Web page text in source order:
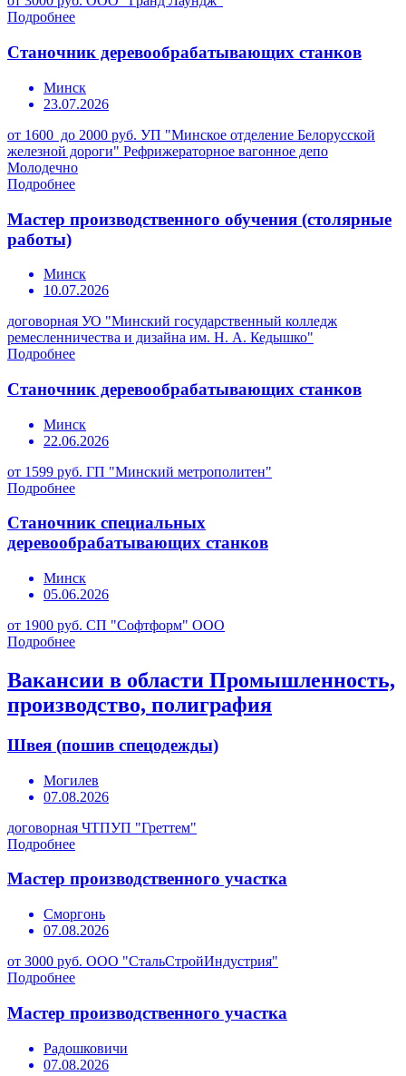
Подробнее
Станочник деревообрабатывающих станков
Минск
23.07.2026
от 1600 до 2000 руб. УП "Минское отделение Белорусской
железной дороги" Рефрижераторное вагонное депо
Молодечно
Подробнее
Мастер производственного обучения (столярные
работы)
Минск
10.07.2026
договорная УО "Минский государственный колледж
ремесленничества и дизайна им. Н. А. Кедышко"
Подробнее
Станочник деревообрабатывающих станков
Минск
22.06.2026
от 1599 руб. ГП "Минский метрополитен"
Подробнее
Станочник специальных
деревообрабатывающих станков
Минск
05.06.2026
от 1900 руб. СП "Софтформ" ООО
Подробнее
Вакансии в области Промышленность,
производство, полиграфия
Швея (пошив спецодежды)
Могилев
07.08.2026
договорная ЧТПУП "Греттем"
Подробнее
Мастер производственного участка
Сморгонь
07.08.2026
от 3000 руб. ООО "СтальСтройИндустрия"
Подробнее
Мастер производственного участка
Радошковичи
07.08.2026